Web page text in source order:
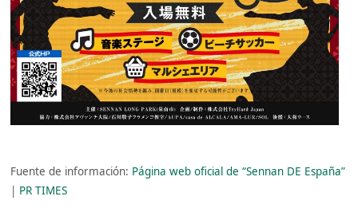
Fuente de información: Página web oficial de “Sennan DE España”
| PR TIMES